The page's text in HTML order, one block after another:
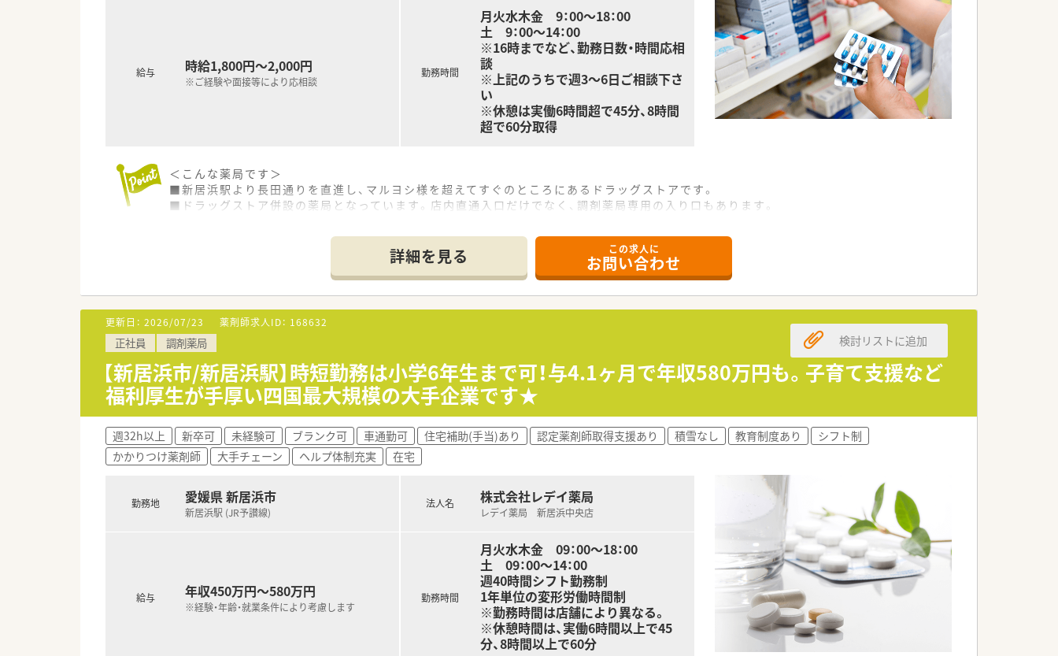
給与 時給1,800円～2,000円
※ご経験や面接等により応相談
勤務時間
月火水木金 9：00～18：00
土 9：00～14：00
※16時までなど、勤務日数・時間応相
談
※上記のうちで週3～6日ご相談下さ
い
※休憩は実働6時間超で45分、8時間
超で60分取得
＜こんな薬局です＞
■新居浜駅より長田通りを直進し、マルヨシ様を超えてすぐのところにあるドラッグストアです。
■ドラッグストア併設の薬局となっています。店内直通入口だけでなく、調剤薬局専用の入り口もあります。
■1,500品目以上の取り扱いをされています。
■脳神経外科の処方箋を主に取り扱います。
■処方箋枚数は1日平均50枚/日。
■調剤薬局業務専任でご勤務頂きます。
■投薬口は2か所、立ち投薬となります。
■外来処方の対応だけでなく在宅業務もございます。
ご経験や配属後の状況に応じてご担当頂く場合がございます。
＜法人特徴＞
■ツルハグループとして瀬戸内海圏にてドミナント展開を強化している地域№１のドラッグチェーンです。
今後も更に、ドラッグストアと調剤薬局の併設店を標準型店舗として、利便性と専門性を兼ね備えた店舗展開を図って参ります。
■愛媛県を中心に四国・中国エリアに228店舗展開しております。現在約3割が調剤取扱店舗です。
■様々な福利厚生制度で、業界トップクラスの満足度を誇っております。誰もが安心して働ける職場づくりを目指しています。
詳細を見る この求人に
お問い合わせ
更新日： 2026/07/23 薬剤師求人ID： 168632
正社員 調剤薬局
【新居浜市/新居浜駅】時短勤務は小学6年生まで可！与4.1ヶ月で年収580万円も。子育て支援など
福利厚生が手厚い四国最大規模の大手企業です★
検討リストに追加
週32h以上 新卒可 未経験可 ブランク可 車通勤可 住宅補助(手当)あり 認定薬剤師取得支援あり 積雪なし 教育制度あり
シフト制
かかりつけ薬剤師
大手チェーン ヘルプ体制充実 在宅
勤務地 愛媛県 新居浜市
新居浜駅 (JR予讃線)
給与 年収450万円～580万円
※経験・年齢・就業条件により考慮します
法人名 株式会社レデイ薬局
レデイ薬局 新居浜中央店
勤務時間
月火水木金 09：00～18：00
土 09：00～14：00
週40時間シフト勤務制
1年単位の変形労働時間制
※勤務時間は店舗により異なる。
※休憩時間は、実働6時間以上で45
分、8時間以上で60分